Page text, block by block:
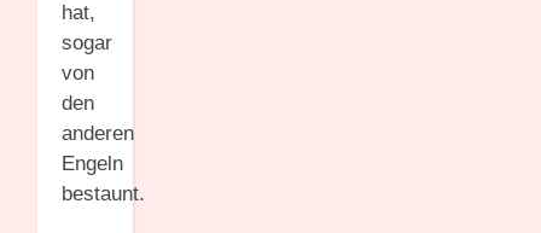
hat,
sogar
von
den
anderen
Engeln
bestaunt.